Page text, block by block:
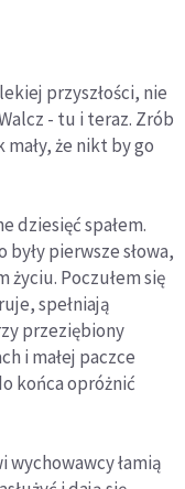
przyszłości, nie
- tu i teraz. Zrób
że nikt by go
dziesięć spałem.
pierwsze słowa,
Poczułem się
spełniają
przeziębiony
i małej paczce
końca opróżnić
wychowawcy łamią